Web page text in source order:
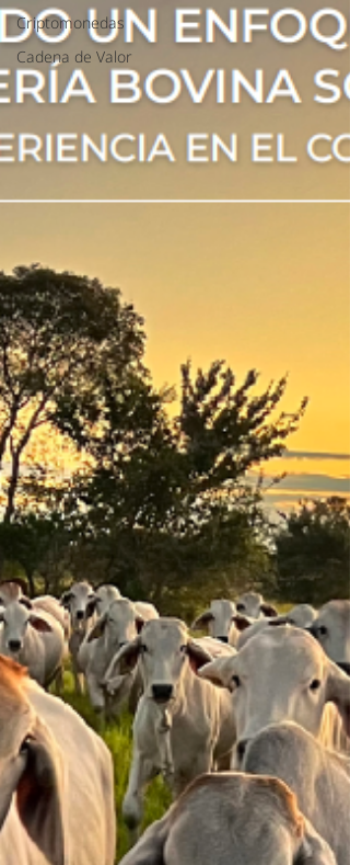
Criptomonedas
Cadena de Valor